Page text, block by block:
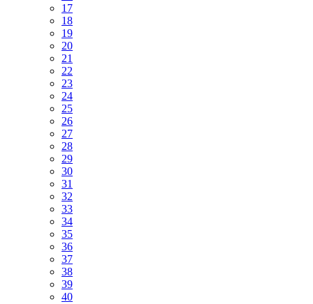
17
18
19
20
21
22
23
24
25
26
27
28
29
30
31
32
33
34
35
36
37
38
39
40